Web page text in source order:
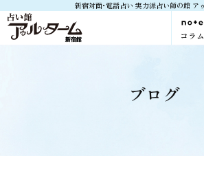
新宿対面･電話占い 実力派占い師の館 ア
コラム
ブログ